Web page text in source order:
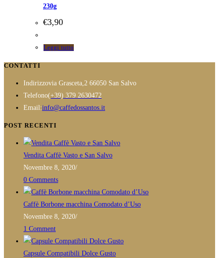
230g
€3,90
Leggi tutto
CONTATTI
Indirizzovia Grasceta,2 66050 San Salvo
Telefono(+39) 379 2630472
in
Email:info@caffedossantos.itOpens
application
POST RECENTI
Vendita Caffè Vasto e San Salvo
Novembre 8, 2020/
0 Comments
Caffè Borbone macchina Comodato d’Uso
Novembre 8, 2020/
1 Comment
Capsule Compatibili Dolce Gusto